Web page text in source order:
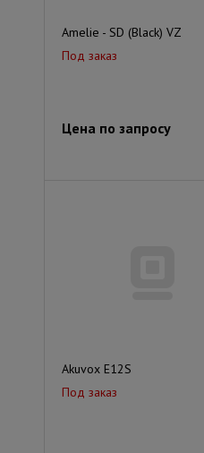
Amelie - SD (Black) VZ
Под заказ
Цена по запросу
Akuvox E12S
Под заказ